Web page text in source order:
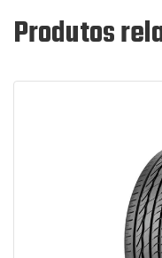
Produtos